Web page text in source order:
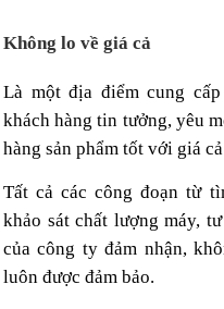
Không lo về giá cả
Là một địa điểm cung
khách hàng tin tưởng, yêu
hàng sản phẩm tốt với giá
Tất cả các công đoạn từ
khảo sát chất lượng máy,
của công ty đảm nhận,
luôn được đảm bảo.